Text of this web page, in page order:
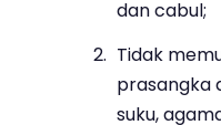
dan cabul;
Tidak
prasangka
suku,